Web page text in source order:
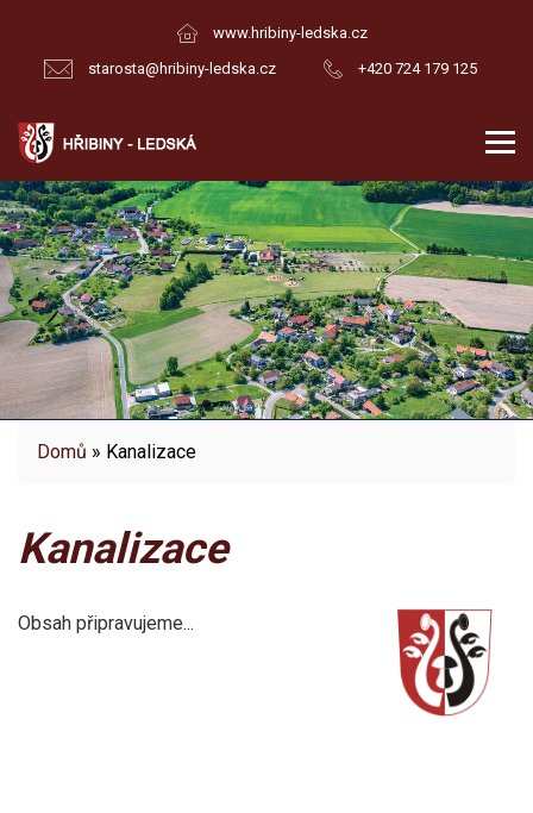
www.hribiny-ledska.cz
starosta@hribiny-ledska.cz
+420 724 179 125
Domů » Kanalizace
Kanalizace
Obsah připravujeme...